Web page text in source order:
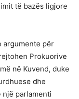
të bazës ligjore
argumente për
Prokuorive
në Kuvend, duke
dhe
një parlamenti